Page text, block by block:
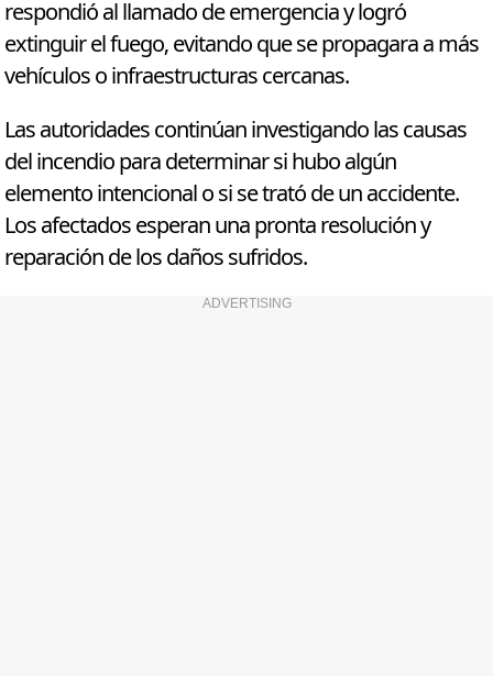
respondió al llamado de emergencia y logró
extinguir el fuego, evitando que se propagara a más
vehículos o infraestructuras cercanas.
Las autoridades continúan investigando las causas
del incendio para determinar si hubo algún
elemento intencional o si se trató de un accidente.
Los afectados esperan una pronta resolución y
reparación de los daños sufridos.
ADVERTISING